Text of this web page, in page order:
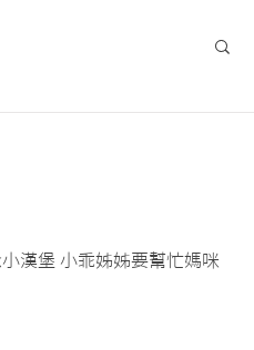
漢堡 小乖姊姊要幫忙媽咪